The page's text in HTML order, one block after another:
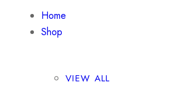
Home
Shop
VIEW ALL